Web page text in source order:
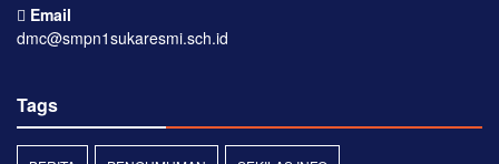
Email
dmc@smpn1sukaresmi.sch.id
Tags